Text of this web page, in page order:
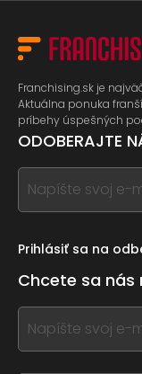
Franchising.sk je
Aktuálna ponuka
príbehy úspešných
ODOBERAJTE
If
you
this,
this
form
field
blank
Prihlásiť sa na
Chcete sa
If
you